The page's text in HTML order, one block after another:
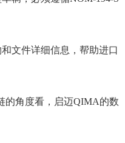
文件详细信息，帮助进口
角度看，启迈QIMA的数